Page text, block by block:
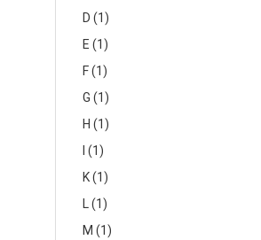
D (1)
E (1)
F (1)
G (1)
H (1)
I (1)
K (1)
L (1)
M (1)